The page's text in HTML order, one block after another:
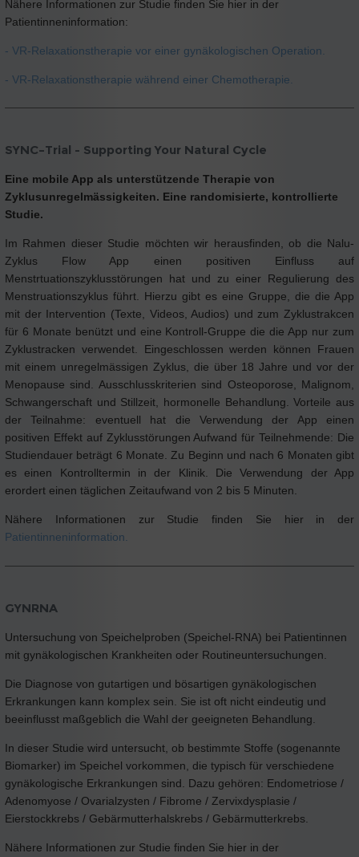
Nähere Informationen zur Studie finden Sie hier in der
Patientinneninformation:
- VR-Relaxationstherapie vor einer gynäkologischen Operation.
- VR-Relaxationstherapie während einer Chemotherapie.
SYNC–Trial - Supporting Your Natural Cycle
Eine mobile App als unterstützende Therapie von
Zyklusunregelmässigkeiten. Eine randomisierte, kontrollierte
Studie.
Im Rahmen dieser Studie möchten wir herausfinden, ob die Nalu-
Zyklus Flow App einen positiven Einfluss auf
Menstrtuationszyklusstörungen hat und zu einer Regulierung des
Menstruationszyklus führt. Hierzu gibt es eine Gruppe, die die App
mit der Intervention (Texte, Videos, Audios) und zum Zyklustrakcen
für 6 Monate benützt und eine Kontroll-Gruppe die die App nur zum
Zyklustracken verwendet. Eingeschlossen werden können Frauen
mit einem unregelmässigen Zyklus, die über 18 Jahre und vor der
Menopause sind. Ausschlusskriterien sind Osteoporose, Malignom,
Schwangerschaft und Stillzeit, hormonelle Behandlung. Vorteile aus
der Teilnahme: eventuell hat die Verwendung der App einen
positiven Effekt auf Zyklusstörungen Aufwand für Teilnehmende: Die
Studiendauer beträgt 6 Monate. Zu Beginn und nach 6 Monaten gibt
es einen Kontrolltermin in der Klinik. Die Verwendung der App
erordert einen täglichen Zeitaufwand von 2 bis 5 Minuten.
Nähere Informationen zur Studie finden Sie hier in der
Patientinneninformation.
GYNRNA
Untersuchung von Speichelproben (Speichel-RNA) bei Patientinnen
mit gynäkologischen Krankheiten oder Routineuntersuchungen.
Die Diagnose von gutartigen und bösartigen gynäkologischen
Erkrankungen kann komplex sein. Sie ist oft nicht eindeutig und
beeinflusst maßgeblich die Wahl der geeigneten Behandlung.
In dieser Studie wird untersucht, ob bestimmte Stoffe (sogenannte
Biomarker) im Speichel vorkommen, die typisch für verschiedene
gynäkologische Erkrankungen sind. Dazu gehören: Endometriose /
Adenomyose / Ovarialzysten / Fibrome / Zervixdysplasie /
Eierstockkrebs / Gebärmutterhalskrebs / Gebärmutterkrebs.
Nähere Informationen zur Studie finden Sie hier in der